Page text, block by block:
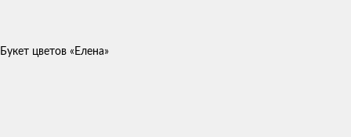
Букет цветов «Елена»